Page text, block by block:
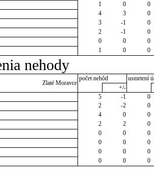
1 0
0
4 3
0
3 -1
0
2 -1
0
0 0
0
1 0 0
nehody
Zlaté Moravce
počet nehôd
usmrtení
+/-
5 -1
0
2 -2
0
4 0
0
2 2
0
0 0
0
0 0
0
0 0
0
0 0 0